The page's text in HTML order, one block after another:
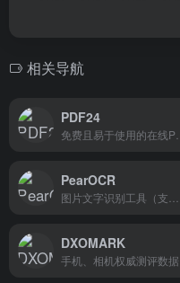
相关导航
PDF24
PearOCR
DXOMARK
手机、相机权威测评数据